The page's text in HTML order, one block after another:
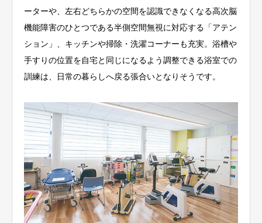
ーターや、左右どちらかの空間を認識できなくなる高次脳
機能障害のひとつである半側空間無視に対応する「アテン
ション」、キッチンや掃除・洗濯コーナーも充実。浴槽や
手すりの位置を自宅と同じになるよう調整できる浴室での
訓練は、日常の暮らしへ戻る張合いとなりそうです。